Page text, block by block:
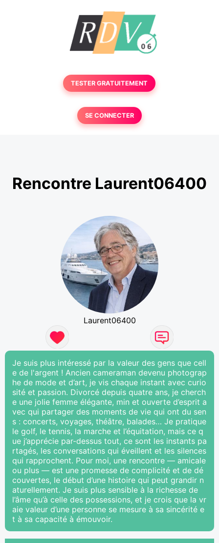
TESTER GRATUITEMENT
SE CONNECTER
Rencontre Laurent06400
Laurent06400
Je suis plus intéressé par la valeur des gens que cell
e de l'argent ! Ancien cameraman devenu photograp
he de mode et d’art, je vis chaque instant avec curio
sité et passion. Divorcé depuis quatre ans, je cherch
e une jolie femme élégante, min et ouverte d’esprit a
vec qui partager des moments de vie qui ont du sen
s : concerts, voyages, théâtre, balades… Je pratique
le golf, le tennis, la marche et l’équitation, mais ce q
ue j’apprécie par-dessus tout, ce sont les instants pa
rtagés, les conversations qui éveillent et les silences
qui rapprochent. Pour moi, une rencontre — amicale
ou plus — est une promesse de complicité et de dé
couvertes, le début d’une histoire qui peut grandir n
aturellement. Je suis plus sensible à la richesse de
l’âme qu’à celle des possessions, et je crois que la vr
aie valeur d’une personne se mesure à sa sincérité e
t à sa capacité à émouvoir.